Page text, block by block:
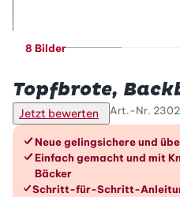
8 Bilder
Topfbrote,
Jetzt bewerten Art.-Nr.
Die Vorteile im
Neue gelingsichere und
Einfach gemacht und mit
Bäcker
Schritt-für-Schritt-